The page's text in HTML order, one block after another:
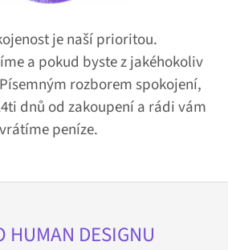
je naší prioritou.
a pokud byste z jakéhokoliv
rozborem spokojení,
dnů od zakoupenía rádi vám
vrátíme peníze.
HUMAN DESIGNU